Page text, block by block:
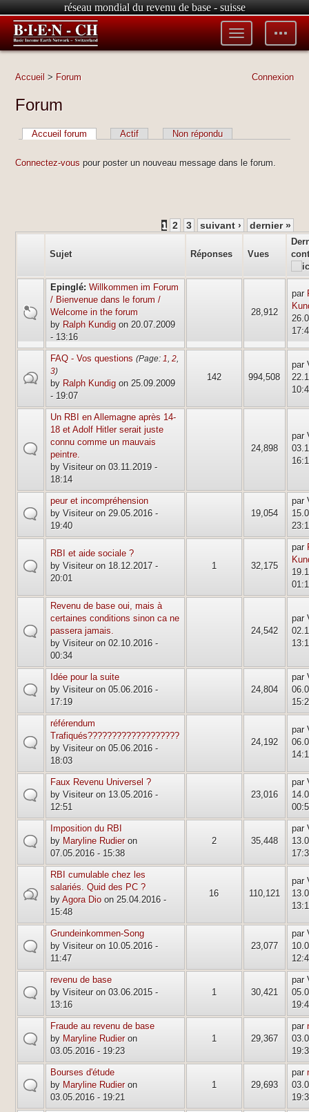
réseau mondial du revenu de base - suisse
Toggle
tools
Toggle
menu
Connexion
Accueil> Forum
Forum
Accueil forum Actif Non répondu
Connectez-vouspour poster un nouveau message dans le forum.
1 2 3 suivant › dernier »
Sujet Réponses Vues
sticky
Epinglé: Willkommen im Forum
/ Bienvenue dans le forum /
Welcome in the forum
by Ralph Kundig on 20.07.2009
- 13:16
28,912
par
hot
FAQ - Vos questions (Page: 1 2
3)
by Ralph Kundig on 25.09.2009
- 19:07
142 994,508
par
default
Un RBI en Allemagne après 14-
18 et Adolf Hitler serait juste
connu comme un mauvais
peintre.
by Visiteur on 03.11.2019 -
18:14
24,898
par
default
peur et incompréhension
by Visiteur on 29.05.2016 -
19:40
19,054
par
default
RBI et aide sociale ?
by Visiteur on 18.12.2017 -
20:01
1 32,175
par
default
Revenu de base oui, mais à
certaines conditions sinon ca ne
passera jamais.
by Visiteur on 02.10.2016 -
00:34
24,542
par
default
Idée pour la suite
by Visiteur on 05.06.2016 -
17:19
24,804
par
default
référendum
Trafiqués???????????????????
by Visiteur on 05.06.2016 -
18:03
24,192
par
default
Faux Revenu Universel ?
by Visiteur on 13.05.2016 -
12:51
23,016
par
default
Imposition du RBI
by Maryline Rudieron
07.05.2016 - 15:38
2 35,448
par
hot
RBI cumulable chez les
salariés. Quid des PC ?
byAgora Dio on 25.04.2016 -
15:48
16 110,121
par
default
Grundeinkommen-Song
by Visiteur on 10.05.2016 -
11:47
23,077
par
default
revenu de base
by Visiteur on 03.06.2015 -
13:16
1 30,421
par
default
Fraude au revenu de base
by Maryline Rudieron
03.05.2016 - 19:23
1 29,367
par
default
Bourses d'étude
by Maryline Rudieron
03.05.2016 - 19:21
1 29,693
par